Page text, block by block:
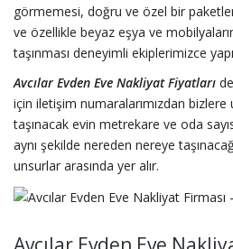
görmemesi, doğru ve özel bir
ve özellikle beyaz eşya ve
taşınması deneyimli ekiplerimizce
Avcılar Evden Eve Nakliyat Fiyatları
için iletişim numaralarımızdan
taşınacak evin metrekare ve oda
aynı şekilde nereden nereye
unsurlar arasında yer alır.